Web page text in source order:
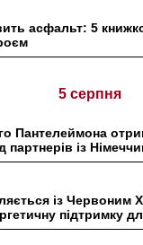
асфальт: 5
5 серпня
Пантелеймона
партнерів із
із Червоним
підтримку